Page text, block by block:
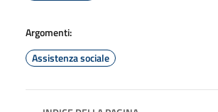
Argomenti:
Assistenza sociale